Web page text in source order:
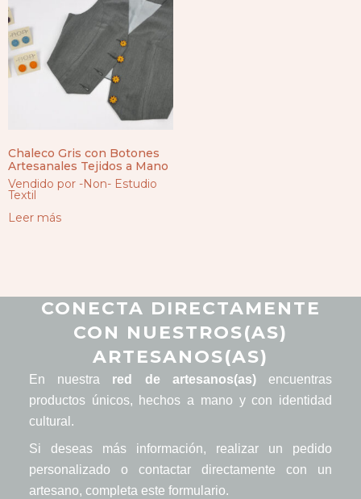
Chaleco Gris con Botones
Artesanales Tejidos a Mano
Vendido por -Non- Estudio
Textil
Leer más
CONECTA DIRECTAMENTE
CON NUESTROS(AS)
ARTESANOS(AS)
En nuestra red de artesanos(as)encuentras
productos únicos, hechos a mano y con identidad
cultural.
Si deseas más información, realizar un pedido
personalizado o contactar directamente con un
artesano, completa este formulario.